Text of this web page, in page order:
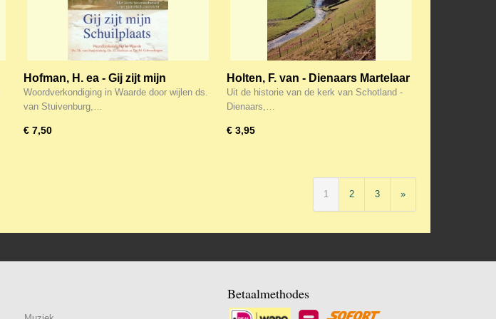
Hofman, H. ea - Gij zijt mijn
Schuilplaats
Woordverkondiging in Waarde door wijlen ds.
van Stuivenburg,…
€ 7,50
Holten, F. van - Dienaars Martelaar
Bevrijders (Uit de historie van de
kerk van Schotland)
Uit de historie van de kerk van Schotland -
Dienaars,…
€ 3,95
1 2 3 »
Betaalmethodes